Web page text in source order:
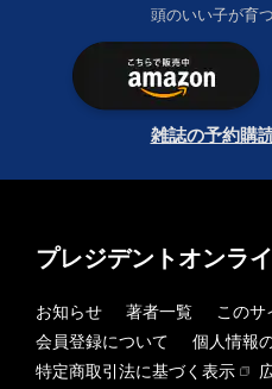
頭のいい子が育
雑誌の予約購
プレジデントオンラ
お知らせ 著者一覧
このサ
会員登録について
個人情報
特定商取引法に基づく表示